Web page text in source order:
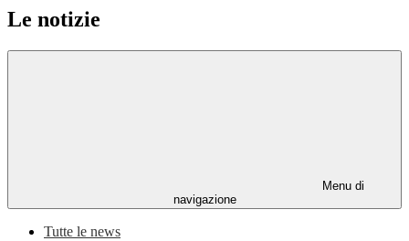
Le notizie
Menu di
navigazione
Tutte le news